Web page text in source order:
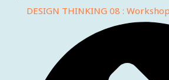
DESIGN THINKING 08 :